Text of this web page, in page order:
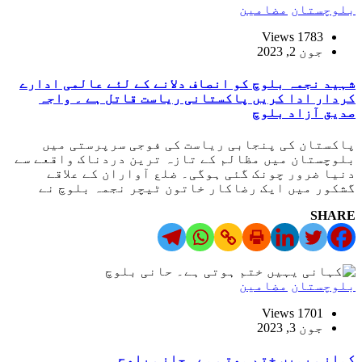
بلوچستان مضامین
1783 Views
جون 2, 2023
شہید نجمہ بلوچ کو انصاف دلانے کے لئے عالمی ادارے
کردار ادا کریں پاکستانی ریاست قاتل ہے ۔ واجہ
صدیق آزاد بلوچ
پاکستان کی پنجابی ریاست کی فوجی سرپرستی میں
بلوچستان میں مظالم کے تازہ ترین دردناک واقعے سے
دنیا ضرور چونک گئی ہوگی۔ ضلع آواران کے علاقے
گشکور میں ایک رضاکار خاتون ٹیچر نجمہ بلوچ نے
SHARE
بلوچستان مضامین
1701 Views
جون 3, 2023